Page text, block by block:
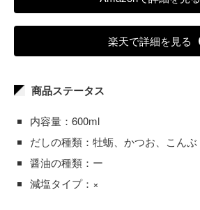
楽天で詳細を見る
商品ステータス
内容量：600ml
だしの種類：牡蛎、かつお、こんぶ
醤油の種類：ー
減塩タイプ：×